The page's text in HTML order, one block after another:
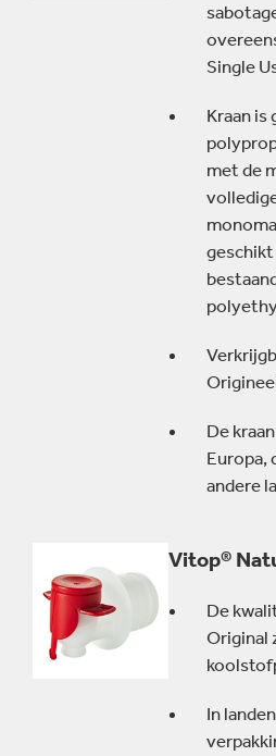
betrouwbaar, met een
op 50 miljoen sinds zijn
versie, met dezelfde
Single
Kraan is
met de
geschikt
De
Europa,
andere
Vitop®
De
Original
In